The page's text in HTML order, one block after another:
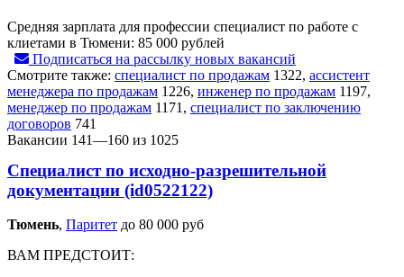
Средняя зарплата для профессии специалист по работе с
клиетами в Тюмени: 85 000 рублей
Подписаться на рассылку новых вакансий
Смотрите также: специалист по продажам 1322, ассистент
менеджера по продажам 1226, инженер по продажам 1197,
менеджер по продажам 1171 , специалист по заключению
договоров 741
Вакансии 141—160 из 1025
Специалист по исходно-разрешительной
документации (id0522122)
Тюмень‎, Паритет до 80 000 руб
ВАМ ПРЕДСТОИТ: